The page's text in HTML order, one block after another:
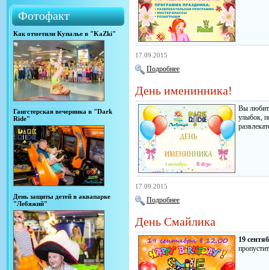
Фотофакт
Как отметили Купалье в "KaZki"
Гангстерская вечеринка в "Dark
Ride"
День защиты детей в аквапарке
"Лебяжий"
17.09.2015
Подробнее
День именинника!
Вы
улыбок,
17.09.2015
Подробнее
День Смайлика
19